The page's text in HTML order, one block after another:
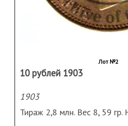
Лот №2
10 рублей 1903
1903
Тираж 2,8 млн. Вес 8, 59 гр.